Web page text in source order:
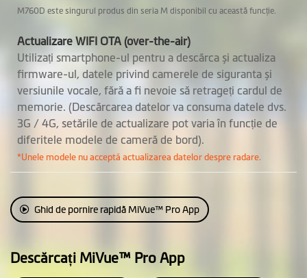
M760D este singurul produs din seria M disponibil cu această funcție.
Actualizare WIFI OTA (over-the-air)
Utilizați smartphone-ul pentru a descărca și actualiza
firmware-ul, datele privind camerele de siguranta și
versiunile vocale, fără a fi nevoie să retrageți cardul de
memorie. (Descărcarea datelor va consuma datele dvs.
3G / 4G, setările de actualizare pot varia în funcție de
diferitele modele de cameră de bord).
*Unele modele nu acceptă actualizarea datelor despre radare.
Ghid de pornire rapidă MiVue™ Pro App
Descărcați MiVue™ Pro App